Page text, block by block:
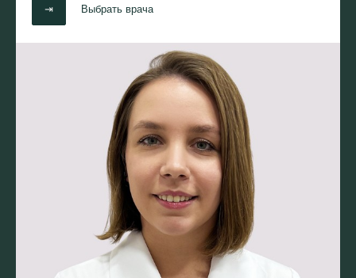
⇥ Выбрать врача